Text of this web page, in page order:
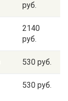
руб.
2140
руб.
530 руб.
530 руб.